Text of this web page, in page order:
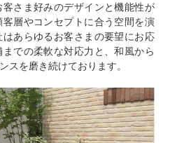
さま好みのデザインと機能性が
層やコンセプトに合う空間を演
あらゆるお客さまの要望にお応
での柔軟な対応力と、和風から
スを磨き続けております。